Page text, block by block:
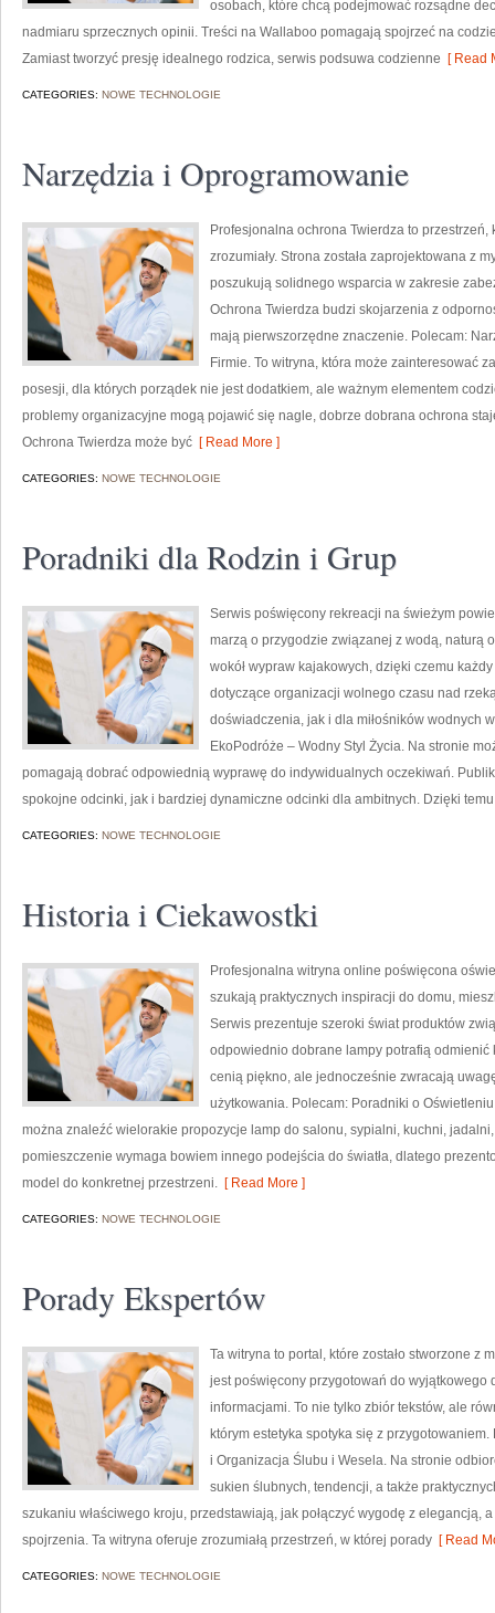
osobach, które chcą podejmować rozsądne
nadmiaru sprzecznych opinii. Treści na Wallaboo pomagają spojrzeć na
Zamiast tworzyć presję idealnego rodzica, serwis podsuwa codzienne [ Read
CATEGORIES: NOWE TECHNOLOGIE
Narzędzia i Oprogramowanie
Profesjonalna ochrona Twierdza to
zrozumiały. Strona została zaprojektowana z
poszukują solidnego wsparcia w zakresie
Ochrona Twierdza budzi skojarzenia z
mają pierwszorzędne znaczenie. Polecam:
Firmie. To witryna, która może zainteresować
posesji, dla których porządek nie jest dodatkiem, ale ważnym elementem
problemy organizacyjne mogą pojawić się nagle, dobrze dobrana ochrona
Ochrona Twierdza może być [ Read More ]
CATEGORIES: NOWE TECHNOLOGIE
Poradniki dla Rodzin i Grup
Serwis poświęcony rekreacji na świeżym
marzą o przygodzie związanej z wodą, naturą
wokół wypraw kajakowych, dzięki czemu
dotyczące organizacji wolnego czasu nad
doświadczenia, jak i dla miłośników wodnych
EkoPodróże – Wodny Styl Życia. Na stronie
pomagają dobrać odpowiednią wyprawę do indywidualnych oczekiwań.
spokojne odcinki, jak i bardziej dynamiczne odcinki dla ambitnych. Dzięki
CATEGORIES: NOWE TECHNOLOGIE
Historia i Ciekawostki
Profesjonalna witryna online poświęcona
szukają praktycznych inspiracji do domu,
Serwis prezentuje szeroki świat produktów
odpowiednio dobrane lampy potrafią odmienić
cenią piękno, ale jednocześnie zwracają
użytkowania. Polecam: Poradniki o
można znaleźć wielorakie propozycje lamp do salonu, sypialni, kuchni,
pomieszczenie wymaga bowiem innego podejścia do światła, dlatego
model do konkretnej przestrzeni. [ Read More ]
CATEGORIES: NOWE TECHNOLOGIE
Porady Ekspertów
Ta witryna to portal, które zostało stworzone z
jest poświęcony przygotowań do wyjątkowego
informacjami. To nie tylko zbiór tekstów, ale
którym estetyka spotyka się z
i Organizacja Ślubu i Wesela. Na stronie
sukien ślubnych, tendencji, a także
szukaniu właściwego kroju, przedstawiają, jak połączyć wygodę z elegancją,
spojrzenia. Ta witryna oferuje zrozumiałą przestrzeń, w której porady [ Read
CATEGORIES: NOWE TECHNOLOGIE